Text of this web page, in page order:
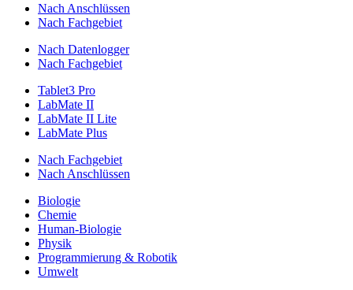
Nach Anschlüssen
Nach Fachgebiet
Nach Datenlogger
Nach Fachgebiet
Tablet3 Pro
LabMate II
LabMate II Lite
LabMate Plus
Nach Fachgebiet
Nach Anschlüssen
Biologie
Chemie
Human-Biologie
Physik
Programmierung & Robotik
Umwelt